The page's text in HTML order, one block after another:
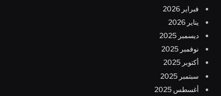
فبراير 2026
يناير 2026
ديسمبر 2025
نوفمبر 2025
أكتوبر 2025
سبتمبر 2025
أغسطس 2025